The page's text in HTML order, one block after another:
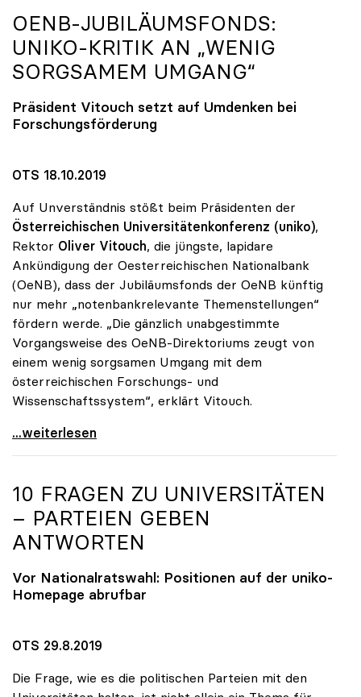
OENB-JUBILÄUMSFONDS:
UNIKO-KRITIK AN „WENIG
SORGSAMEM UMGANG“
Präsident Vitouch setzt auf Umdenken bei
Forschungsförderung
OTS 18.10.2019
Auf Unverständnis stößt beim Präsidenten der
Österreichischen Universitätenkonferenz (uniko),
Rektor Oliver Vitouch, die jüngste, lapidare
Ankündigung der Oesterreichischen Nationalbank
(OeNB), dass der Jubiläumsfonds der OeNB künftig
nur mehr „notenbankrelevante Themenstellungen“
fördern werde. „Die gänzlich unabgestimmte
Vorgangsweise des OeNB-Direktoriums zeugt von
einem wenig sorgsamen Umgang mit dem
österreichischen Forschungs- und
Wissenschaftssystem“, erklärt Vitouch.
OeNB-Jubiläumsfonds: uniko-Kritik an „wenig
...weiterlesen
10 FRAGEN ZU UNIVERSITÄTEN
– PARTEIEN GEBEN
ANTWORTEN
Vor Nationalratswahl: Positionen auf der uniko-
Homepage abrufbar
OTS 29.8.2019
Die Frage, wie es die politischen Parteien mit den